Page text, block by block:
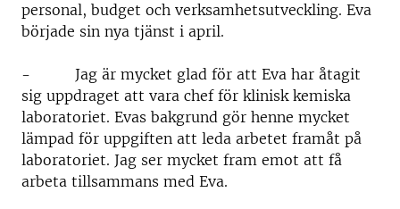
personal, budget och verksamhetsutveckling. Eva
började sin nya tjänst i april.
- Jag är mycket glad för att Eva har åtagit
sig uppdraget att vara chef för klinisk kemiska
laboratoriet. Evas bakgrund gör henne mycket
lämpad för uppgiften att leda arbetet framåt på
laboratoriet. Jag ser mycket fram emot att få
arbeta tillsammans med Eva.